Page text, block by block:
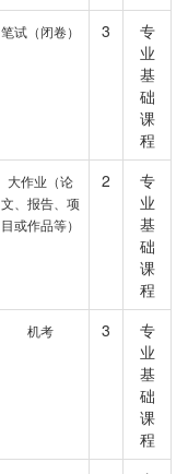
笔试（闭卷） 3
专
业
基
础
课
程
大作业（论
文、报告、项
目或作品等）
2
专
业
基
础
课
程
机考 3
专
业
基
础
课
程